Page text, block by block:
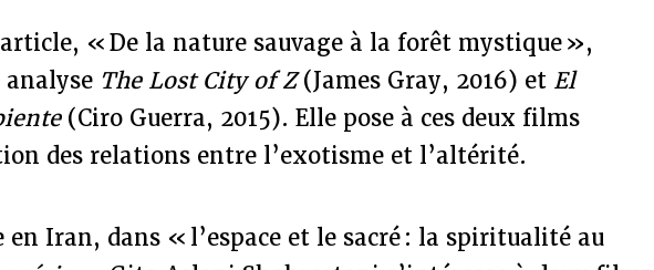
« De la nature sauvage à la forêt mystique »,
The Lost City of Z(James Gray, 2016) et El
(Ciro Guerra, 2015). Elle pose à ces deux films
des relations entre l’exotisme et l’altérité.
en Iran, dans « l’espace et le sacré : la spiritualité au